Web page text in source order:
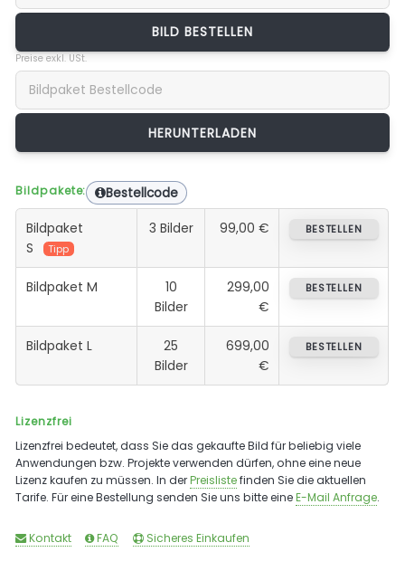
BILD BESTELLEN
Preise exkl. USt.
Bildpakete: Bestellcode
Bildpaket
S
Tipp
3 Bilder 99,00 € BESTELLEN
Bildpaket M
10
Bilder
299,00
€
BESTELLEN
Bildpaket L
25
Bilder
699,00
€
BESTELLEN
Lizenzfrei
Lizenzfrei bedeutet, dass Sie das gekaufte Bild für beliebig viele
Anwendungen bzw. Projekte verwenden dürfen, ohne eine neue
Lizenz kaufen zu müssen. In derPreislistefinden Sie die aktuellen
Tarife. Für eine Bestellung senden Sie uns bitte eineE-Mail Anfrage.
Kontakt FAQ Sicheres Einkaufen